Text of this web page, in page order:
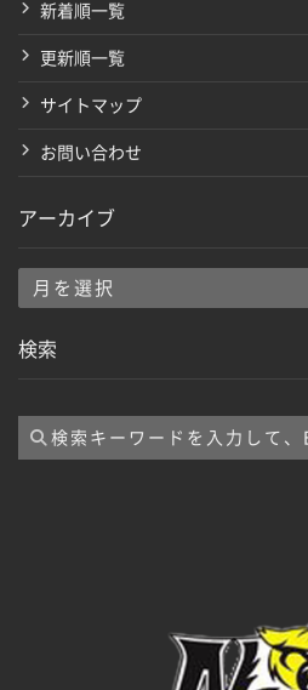
新着順一覧
更新順一覧
サイトマップ
お問い合わせ
アーカイブ
ア
カ
ブ
検索